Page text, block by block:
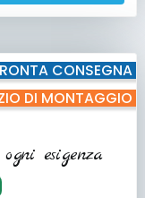
CONSEGNA
DI MONTAGGIO
esigenza